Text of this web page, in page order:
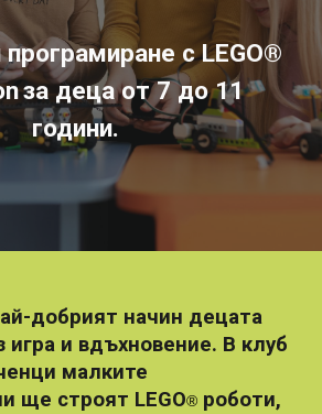
с LEGO®
за деца от 7 до 11
години.
добрият начин децата
игра и вдъхновение. В клуб
малките
ще строят LEGO® роботи,